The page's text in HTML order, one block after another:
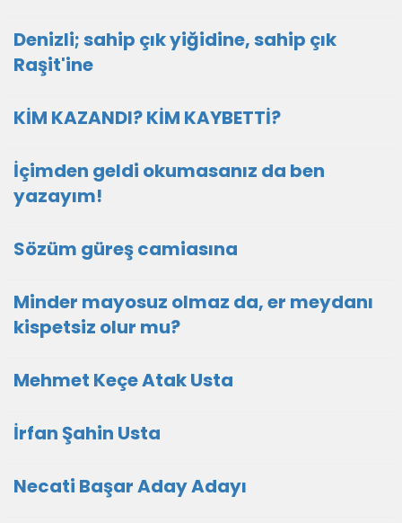
Denizli; sahip çık yiğidine, sahip çık
Raşit'ine
KİM KAZANDI? KİM KAYBETTİ?
İçimden geldi okumasanız da ben
yazayım!
Sözüm güreş camiasına
Minder mayosuz olmaz da, er meydanı
kispetsiz olur mu?
Mehmet Keçe Atak Usta
İrfan Şahin Usta
Necati Başar Aday Adayı